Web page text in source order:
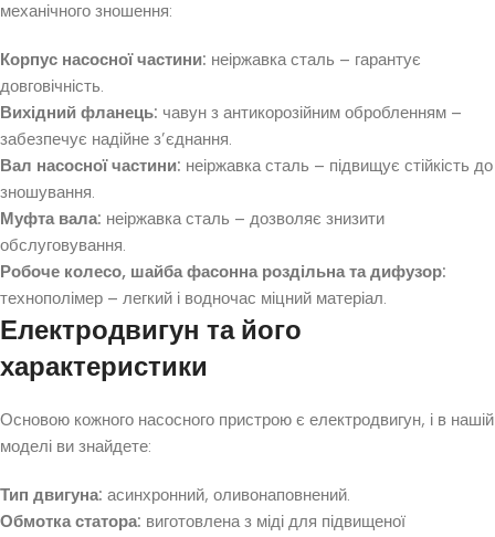
механічного зношення:
Корпус насосної частини: неіржавка сталь – гарантує
довговічність.
Вихідний фланець: чавун з антикорозійним обробленням –
забезпечує надійне з’єднання.
Вал насосної частини: неіржавка сталь – підвищує стійкість до
зношування.
Муфта вала: неіржавка сталь – дозволяє знизити
обслуговування.
Робоче колесо, шайба фасонна роздільна та дифузор:
технополімер – легкий і водночас міцний матеріал.
Електродвигун та його
характеристики
Основою кожного насосного пристрою є електродвигун, і в нашій
моделі ви знайдете:
Тип двигуна: асинхронний, оливонаповнений.
Обмотка статора: виготовлена з міді для підвищеної